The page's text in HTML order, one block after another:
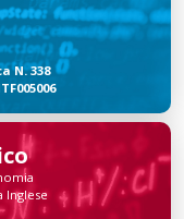
N. 338
Inglese